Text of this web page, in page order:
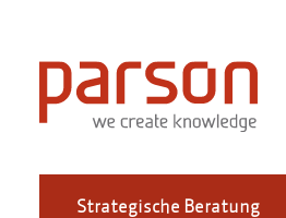
Inhalt
Strategische Beratung